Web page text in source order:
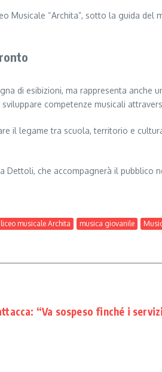
Musicale “Archita”, sotto la guida
di esibizioni, ma rappresenta
competenze musicali
il legame tra scuola, territorio e
Dettoli, che accompagnerà il pubblico
liceo musicale Archita musica giovanile
“Va sospeso finché i